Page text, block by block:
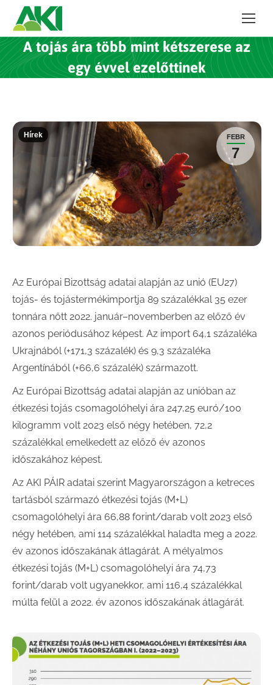
A tojás ára több mint kétszerese az
egy évvel ezelőttinek
FEBR
7
Hírek
Az Európai Bizottság adatai alapján az unió (EU27)
tojás- és tojástermékimportja 89 százalékkal 35 ezer
tonnára nőtt 2022. január–novemberben az előző év
azonos periódusához képest. Az import 64,1 százaléka
Ukrajnából (+171,3 százalék) és 9,3 százaléka
Argentínából (+66,6 százalék) származott.
Az Európai Bizottság adatai alapján az unióban az
étkezési tojás csomagolóhelyi ára 247,25 euró/100
kilogramm volt 2023 első négy hetében, 72,2
százalékkal emelkedett az előző év azonos
időszakához képest.
Az AKI PÁIR adatai szerint Magyarországon a ketreces
tartásból származó étkezési tojás (M+L)
csomagolóhelyi ára 66,88 forint/darab volt 2023 első
négy hetében, ami 114 százalékkal haladta meg a 2022.
év azonos időszakának átlagárát. A mélyalmos
étkezési tojás (M+L) csomagolóhelyi ára 74,73
forint/darab volt ugyanekkor, ami 116,4 százalékkal
múlta felül a 2022. év azonos időszakának átlagárát.